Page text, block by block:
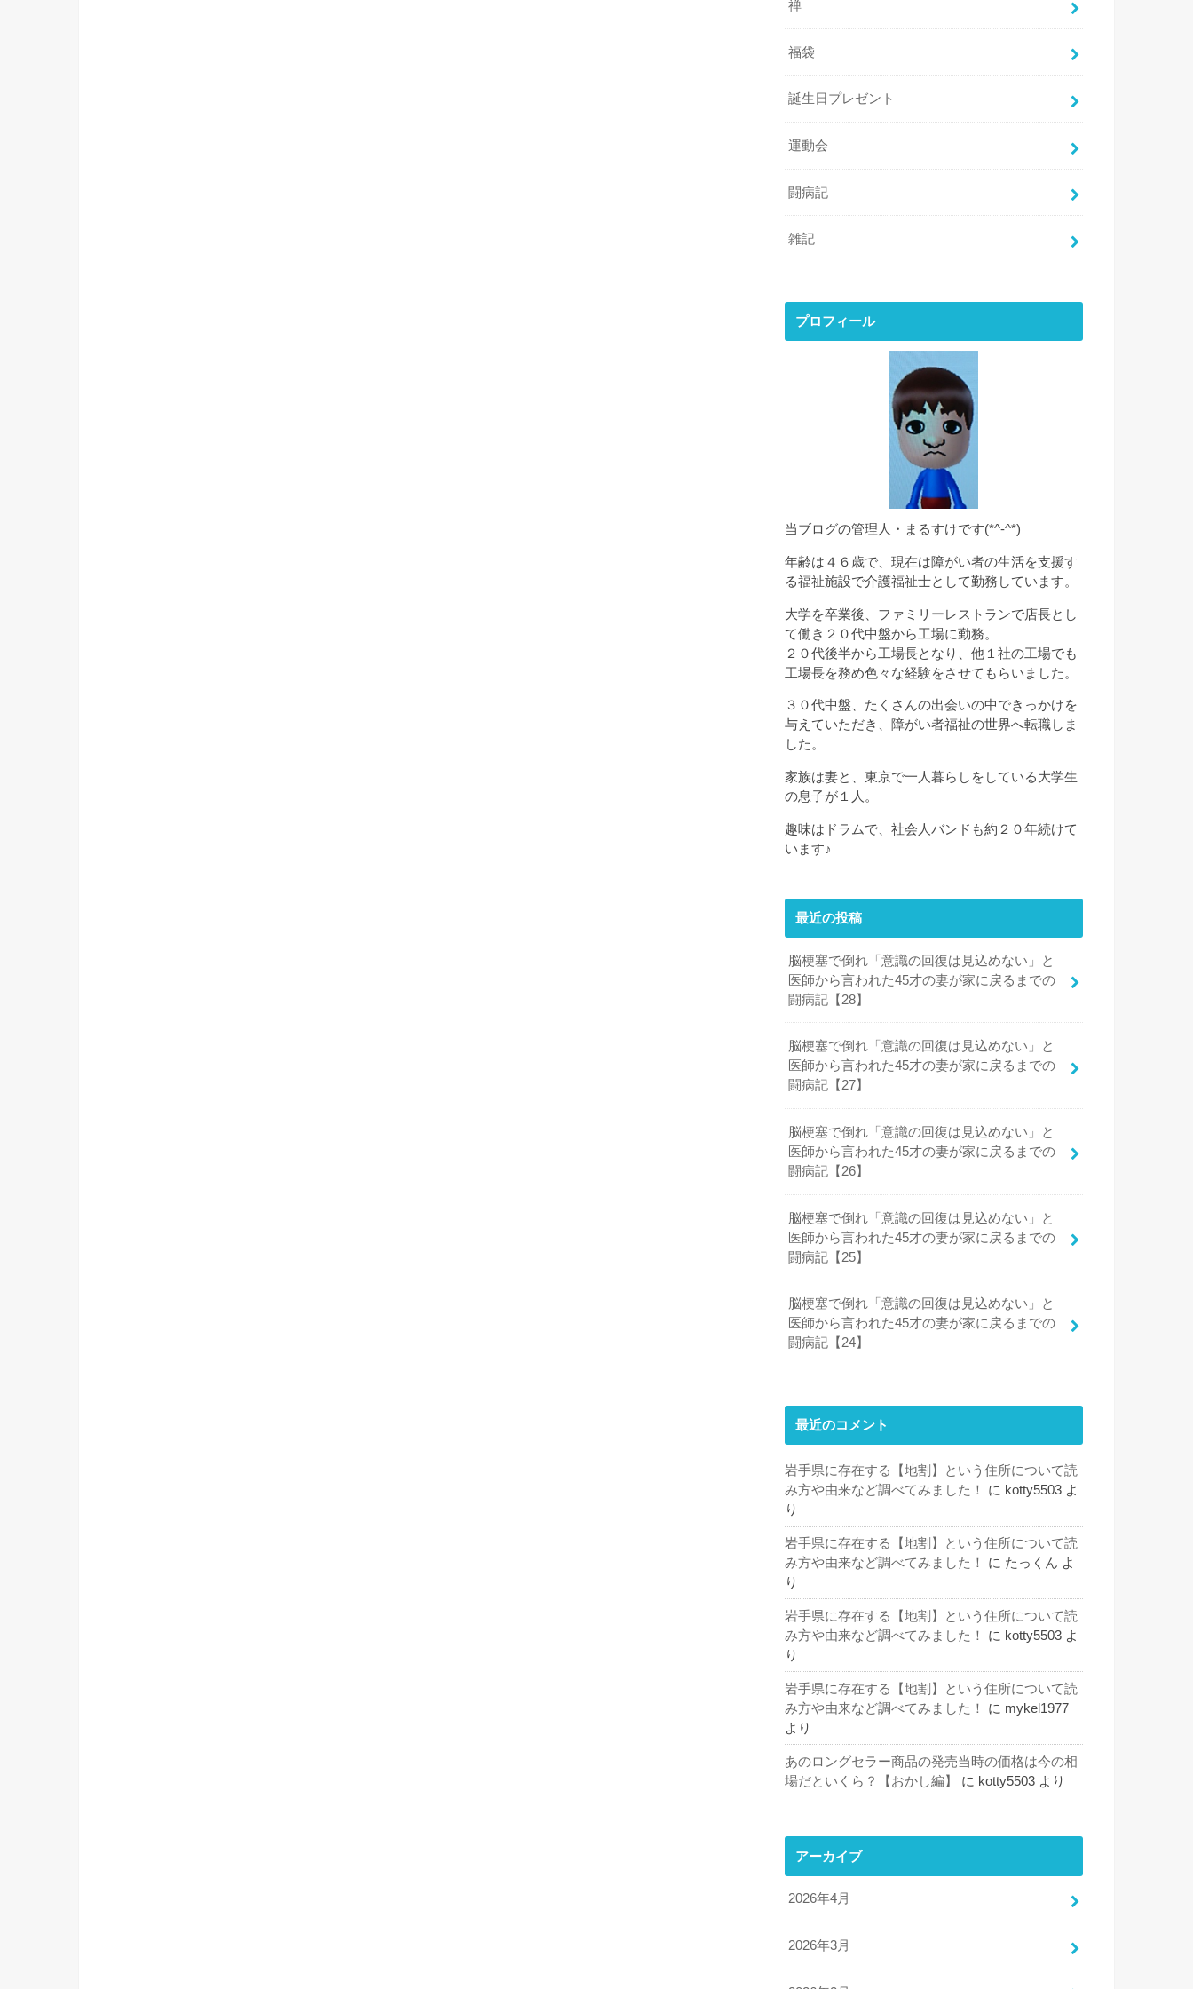
禅
福袋
誕生日プレゼント
運動会
闘病記
雑記
プロフィール
当ブログの管理人・まるすけです(*^-^*)
年齢は４６歳で、現在は障がい者の生活を支援す
る福祉施設で介護福祉士として勤務しています。
大学を卒業後、ファミリーレストランで店長とし
て働き２０代中盤から工場に勤務。
２０代後半から工場長となり、他１社の工場でも
工場長を務め色々な経験をさせてもらいました。
３０代中盤、たくさんの出会いの中できっかけを
与えていただき、障がい者福祉の世界へ転職しま
した。
家族は妻と、東京で一人暮らしをしている大学生
の息子が１人。
趣味はドラムで、社会人バンドも約２０年続けて
います♪
最近の投稿
脳梗塞で倒れ「意識の回復は見込めない」と
医師から言われた45才の妻が家に戻るまでの
闘病記【28】
脳梗塞で倒れ「意識の回復は見込めない」と
医師から言われた45才の妻が家に戻るまでの
闘病記【27】
脳梗塞で倒れ「意識の回復は見込めない」と
医師から言われた45才の妻が家に戻るまでの
闘病記【26】
脳梗塞で倒れ「意識の回復は見込めない」と
医師から言われた45才の妻が家に戻るまでの
闘病記【25】
脳梗塞で倒れ「意識の回復は見込めない」と
医師から言われた45才の妻が家に戻るまでの
闘病記【24】
最近のコメント
岩手県に存在する【地割】という住所について読
み方や由来など調べてみました！
に kotty5503 よ
り
岩手県に存在する【地割】という住所について読
み方や由来など調べてみました！
に たっくん よ
り
岩手県に存在する【地割】という住所について読
み方や由来など調べてみました！
に kotty5503 よ
り
岩手県に存在する【地割】という住所について読
み方や由来など調べてみました！
に mykel1977
より
あのロングセラー商品の発売当時の価格は今の相
場だといくら？【おかし編】
に kotty5503 より
アーカイブ
2026年4月
2026年3月